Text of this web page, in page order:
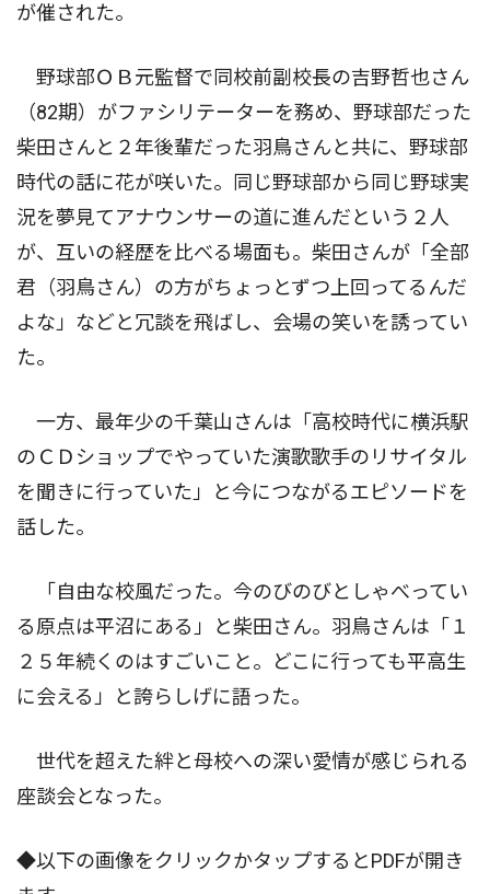
が催された。
野球部ＯＢ元監督で同校前副校長の吉野哲也さん
（82期）がファシリテーターを務め、野球部だった
柴田さんと２年後輩だった羽鳥さんと共に、野球部
時代の話に花が咲いた。同じ野球部から同じ野球実
況を夢見てアナウンサーの道に進んだという２人
が、互いの経歴を比べる場面も。柴田さんが「全部
君（羽鳥さん）の方がちょっとずつ上回ってるんだ
よな」などと冗談を飛ばし、会場の笑いを誘ってい
た。
一方、最年少の千葉山さんは「高校時代に横浜駅
のＣＤショップでやっていた演歌歌手のリサイタル
を聞きに行っていた」と今につながるエピソードを
話した。
「自由な校風だった。今のびのびとしゃべってい
る原点は平沼にある」と柴田さん。羽鳥さんは「１
２５年続くのはすごいこと。どこに行っても平高生
に会える」と誇らしげに語った。
世代を超えた絆と母校への深い愛情が感じられる
座談会となった。
◆以下の画像をクリックかタップするとPDFが開き